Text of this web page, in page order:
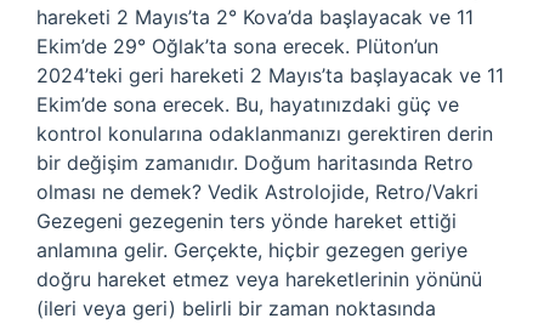
hareketi 2 Mayıs’ta 2° Kova’da başlayacak ve 11
Ekim’de 29° Oğlak’ta sona erecek. Plüton’un
2024’teki geri hareketi 2 Mayıs’ta başlayacak ve 11
Ekim’de sona erecek. Bu, hayatınızdaki güç ve
kontrol konularına odaklanmanızı gerektiren derin
bir değişim zamanıdır. Doğum haritasında Retro
olması ne demek? Vedik Astrolojide, Retro/Vakri
Gezegeni gezegenin ters yönde hareket ettiği
anlamına gelir. Gerçekte, hiçbir gezegen geriye
doğru hareket etmez veya hareketlerinin yönünü
(ileri veya geri) belirli bir zaman noktasında